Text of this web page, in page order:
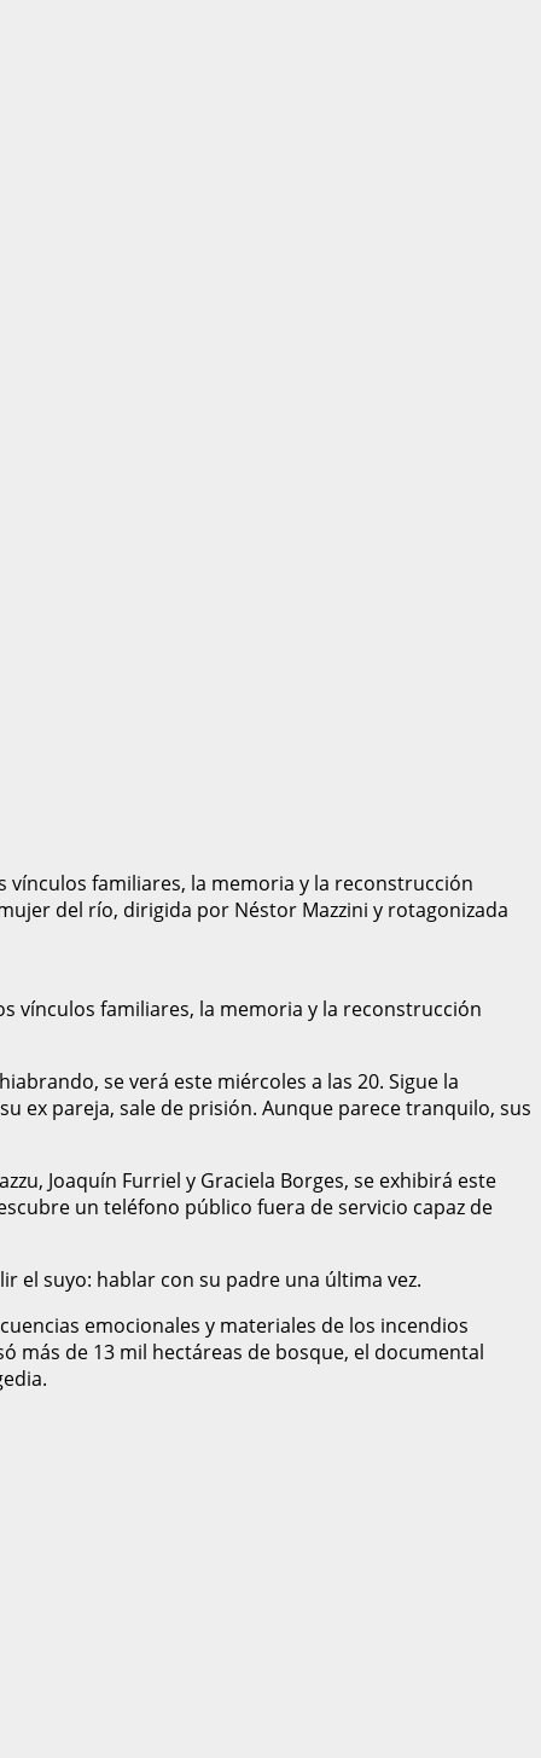
vínculos familiares, la memoria y la reconstrucción
del río, dirigida por Néstor Mazzini y rotagonizada
vínculos familiares, la memoria y la reconstrucción
se verá este miércoles a las 20. Sigue la
ex pareja, sale de prisión. Aunque parece tranquilo, sus
Joaquín Furriel y Graciela Borges, se exhibirá este
un teléfono público fuera de servicio capaz de
el suyo: hablar con su padre una última vez.
emocionales y materiales de los incendios
más de 13 mil hectáreas de bosque, el documental